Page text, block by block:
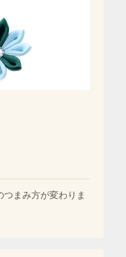
まみ方が変わりま